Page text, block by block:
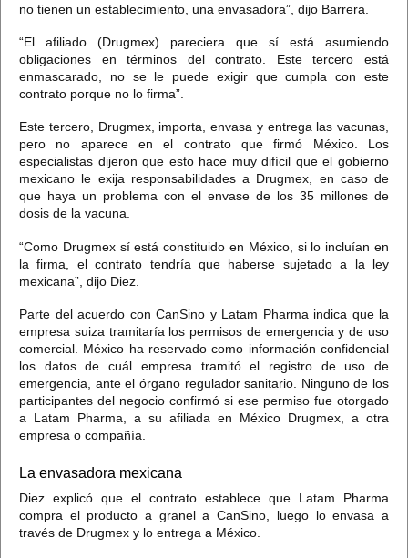
no tienen un establecimiento, una envasadora”, dijo Barrera.
“El afiliado (Drugmex) pareciera que sí está asumiendo
obligaciones en términos del contrato. Este tercero está
enmascarado, no se le puede exigir que cumpla con este
contrato porque no lo firma”.
Este tercero, Drugmex, importa, envasa y entrega las vacunas,
pero no aparece en el contrato que firmó México. Los
especialistas dijeron que esto hace muy difícil que el gobierno
mexicano le exija responsabilidades a Drugmex, en caso de
que haya un problema con el envase de los 35 millones de
dosis de la vacuna.
“Como Drugmex sí está constituido en México, si lo incluían en
la firma, el contrato tendría que haberse sujetado a la ley
mexicana”, dijo Diez.
Parte del acuerdo con CanSino y Latam Pharma indica que la
empresa suiza tramitaría los permisos de emergencia y de uso
comercial. México ha reservado como información confidencial
los datos de cuál empresa tramitó el registro de uso de
emergencia, ante el órgano regulador sanitario. Ninguno de los
participantes del negocio confirmó si ese permiso fue otorgado
a Latam Pharma, a su afiliada en México Drugmex, a otra
empresa o compañía.
La envasadora mexicana
Diez explicó que el contrato establece que Latam Pharma
compra el producto a granel a CanSino, luego lo envasa a
través de Drugmex y lo entrega a México.